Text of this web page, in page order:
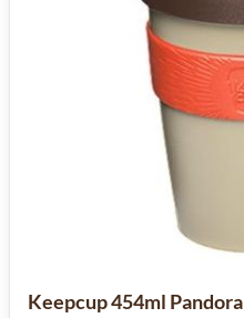
Keepcup 454ml Pandora